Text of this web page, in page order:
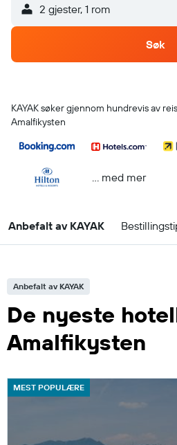
2 gjester, 1 rom
Søk
KAYAK søker gjennom hundrevis av
Amalfikysten
… med mer
Anbefalt av KAYAK
Anbefalt av KAYAK
De nyeste
Amalfikysten
MEST POPULÆRE